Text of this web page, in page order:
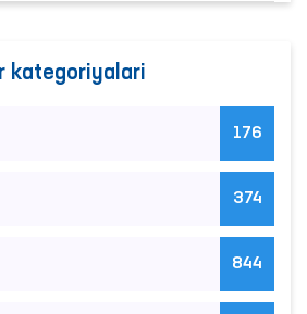
kategoriyalari
176
374
844